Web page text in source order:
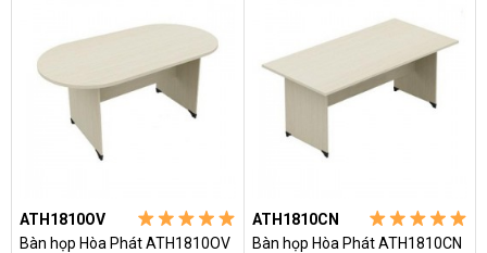
ATH1810OV
Bàn họp Hòa Phát ATH1810OV
ATH1810CN
Bàn họp Hòa Phát ATH1810CN